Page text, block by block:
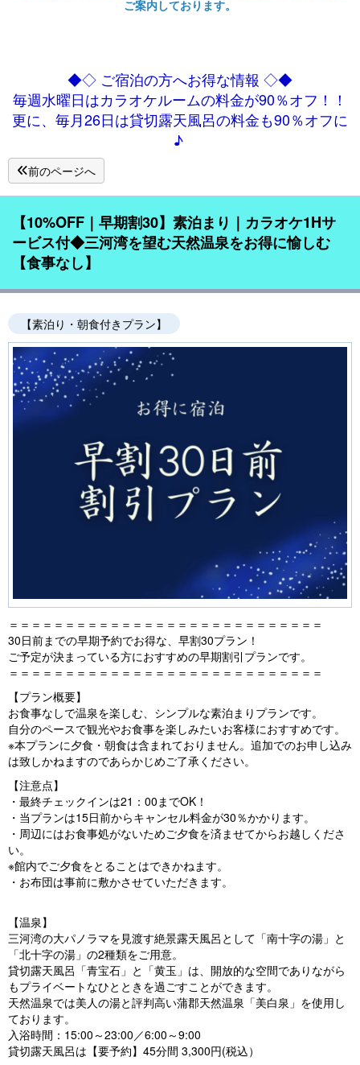
ご案内しております。
◆◇ ご宿泊の方へお得な情報 ◇◆
毎週水曜日はカラオケルームの料金が90％オフ！！
更に、毎月26日は貸切露天風呂の料金も90％オフに
♪
前のページへ
【10%OFF｜早期割30】素泊まり｜カラオケ1Hサ
ービス付◆三河湾を望む天然温泉をお得に愉しむ
【食事なし】
【素泊り・朝食付きプラン】
＝＝＝＝＝＝＝＝＝＝＝＝＝＝＝＝＝＝＝＝＝＝＝＝＝＝＝＝
30日前までの早期予約でお得な、早割30プラン！
ご予定が決まっている方におすすめの早期割引プランです。
＝＝＝＝＝＝＝＝＝＝＝＝＝＝＝＝＝＝＝＝＝＝＝＝＝＝＝＝
【プラン概要】
お食事なしで温泉を楽しむ、シンプルな素泊まりプランです。
自分のペースで観光やお食事を楽しみたいお客様におすすめです。
※本プランに夕食・朝食は含まれておりません。追加でのお申し込み
は致しかねますのであらかじめご了承ください。
【注意点】
・最終チェックインは21：00までOK！
・当プランは15日前からキャンセル料金が30％かかります。
・周辺にはお食事処がないためご夕食を済ませてからお越しくださ
い。
※館内でご夕食をとることはできかねます。
・お布団は事前に敷かさせていただきます。
【温泉】
三河湾の大パノラマを見渡す絶景露天風呂として「南十字の湯」と
「北十字の湯」の2種類をご用意。
貸切露天風呂「青宝石」と「黄玉」は、開放的な空間でありながら
もプライベートなひとときを過ごすことができます。
天然温泉では美人の湯と評判高い蒲郡天然温泉「美白泉」を使用し
ております。
入浴時間：15:00～23:00／6:00～9:00
貸切露天風呂は【要予約】45分間 3,300円(税込）